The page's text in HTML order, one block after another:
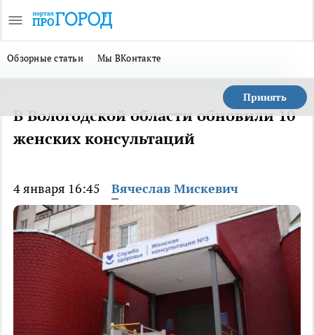
Обзорные статьи Мы ВКонтакте
Принять
В Вологодской области обновили 10
женских консультаций
4 января 16:45 Вячеслав Мискевич